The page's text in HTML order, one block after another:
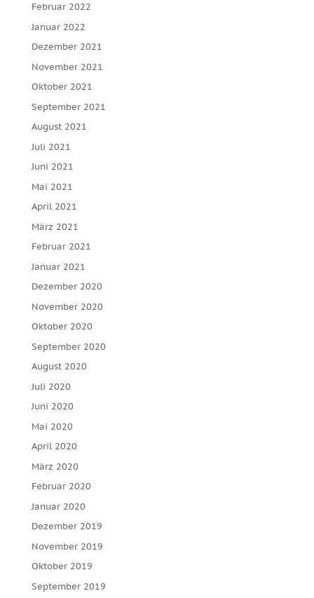
Februar 2022
Januar 2022
Dezember 2021
November 2021
Oktober 2021
September 2021
August 2021
Juli 2021
Juni 2021
Mai 2021
April 2021
März 2021
Februar 2021
Januar 2021
Dezember 2020
November 2020
Oktober 2020
September 2020
August 2020
Juli 2020
Juni 2020
Mai 2020
April 2020
März 2020
Februar 2020
Januar 2020
Dezember 2019
November 2019
Oktober 2019
September 2019